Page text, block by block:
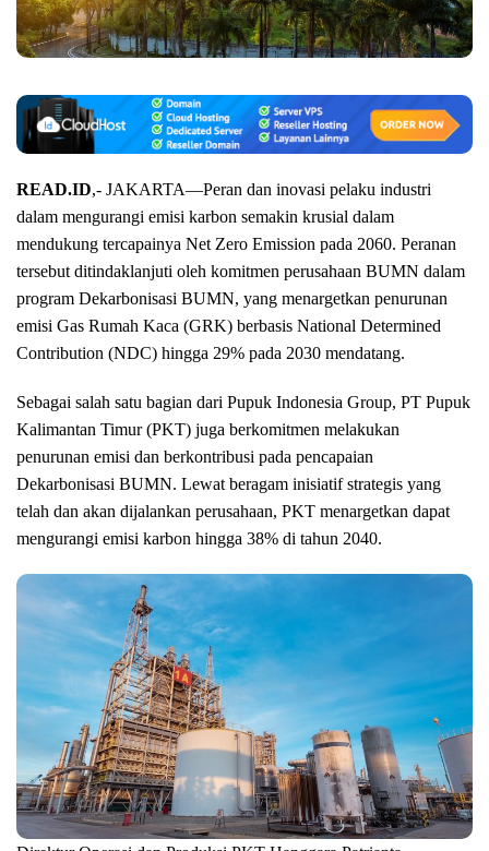
READ.ID,- JAKARTA—Peran dan inovasi pelaku industri
dalam mengurangi emisi karbon semakin krusial dalam
mendukung tercapainya Net Zero Emission pada 2060. Peranan
tersebut ditindaklanjuti oleh komitmen perusahaan BUMN dalam
program Dekarbonisasi BUMN, yang menargetkan penurunan
emisi Gas Rumah Kaca (GRK) berbasis National Determined
Contribution (NDC) hingga 29% pada 2030 mendatang.
Sebagai salah satu bagian dari Pupuk Indonesia Group, PT Pupuk
Kalimantan Timur (PKT) juga berkomitmen melakukan
penurunan emisi dan berkontribusi pada pencapaian
Dekarbonisasi BUMN. Lewat beragam inisiatif strategis yang
telah dan akan dijalankan perusahaan, PKT menargetkan dapat
mengurangi emisi karbon hingga 38% di tahun 2040.